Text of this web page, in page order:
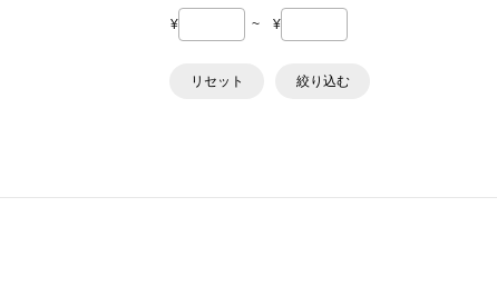
¥ ~ ¥
リセット 絞り込む